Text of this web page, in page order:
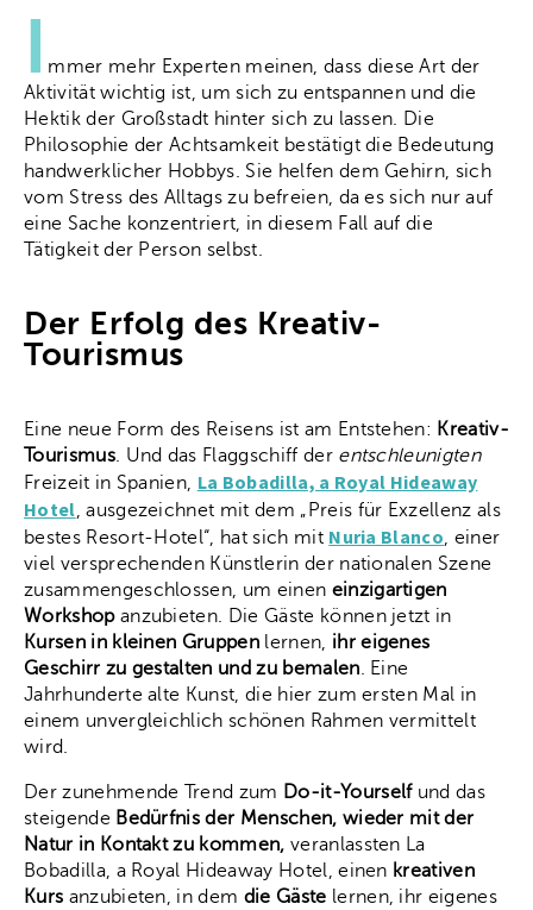
I mmer mehr Experten meinen, dass diese Art der
Aktivität wichtig ist, um sich zu entspannen und die
Hektik der Großstadt hinter sich zu lassen. Die
Philosophie der Achtsamkeit bestätigt die Bedeutung
handwerklicher Hobbys. Sie helfen dem Gehirn, sich
vom Stress des Alltags zu befreien, da es sich nur auf
eine Sache konzentriert, in diesem Fall auf die
Tätigkeit der Person selbst.
Der Erfolg des Kreativ-
Tourismus
Eine neue Form des Reisens ist am Entstehen: Kreativ-
Tourismus. Und das Flaggschiff derentschleunigten
Freizeit in Spanien, La Bobadilla, a Royal Hideaway
Hotel, ausgezeichnet mit dem „Preis für Exzellenz als
bestes Resort-Hotel“, hat sich mit Nuria Blanco, einer
viel versprechenden Künstlerin der nationalen Szene
zusammengeschlossen, um einen einzigartigen
Workshopanzubieten. Die Gäste können jetzt in
Kursen in kleinen Gruppen lernen, ihr eigenes
Geschirr zu gestalten und zu bemalen. Eine
Jahrhunderte alte Kunst, die hier zum ersten Mal in
einem unvergleichlich schönen Rahmen vermittelt
wird.
Der zunehmende Trend zum Do-it-Yourselfund das
steigende Bedürfnis der Menschen, wieder mit der
Natur in Kontakt zu kommen, veranlassten La
Bobadilla, a Royal Hideaway Hotel, einen kreativen
Kurs anzubieten, in dem die Gäste lernen, ihr eigenes